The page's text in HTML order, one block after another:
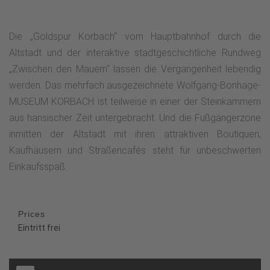
Die „Goldspur Korbach“ vom Hauptbahnhof durch die
Altstadt und der interaktive stadtgeschichtliche Rundweg
„Zwischen den Mauern“ lassen die Vergangenheit lebendig
werden. Das mehrfach ausgezeichnete Wolfgang-Bonhage-
MUSEUM KORBACH ist teilweise in einer der Steinkammern
aus hansischer Zeit untergebracht. Und die Fußgängerzone
inmitten der Altstadt mit ihren attraktiven Boutiquen,
Kaufhäusern und Straßencafés steht für unbeschwerten
Einkaufsspaß.
Prices
Eintritt frei